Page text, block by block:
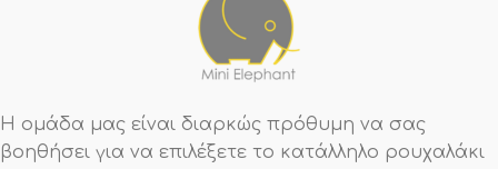
Η ομάδα μας είναι διαρκώς πρόθυμη να σας
βοηθήσει για να επιλέξετε το κατάλληλο ρουχαλάκι